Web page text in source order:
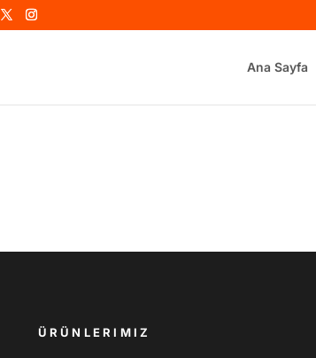
Ana Sayfa
ÜRÜNLERIMIZ